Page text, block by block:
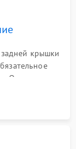
Подробнее →
крышки
Очистка
пыли.